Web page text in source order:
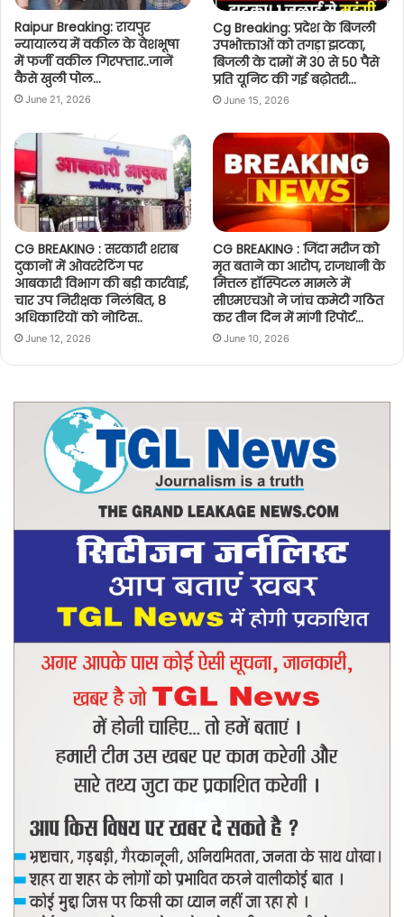
Raipur Breaking: रायपुर
न्यायालय में वकील के वेशभूषा
में फर्जी वकील गिरफ्तार..जानें
कैसे खुली पोल…
June 21, 2026
Cg Breaking: प्रदेश के बिजली
उपभोक्ताओं को तगड़ा झटका,
बिजली के दामों में 30 से 50 पैसे
प्रति यूनिट की गई बढ़ोतरी…
June 15, 2026
CG BREAKING : सरकारी शराब
दुकानों में ओवररेटिंग पर
आबकारी विभाग की बड़ी कार्रवाई,
चार उप निरीक्षक निलंबित, 8
अधिकारियों को नोटिस..
June 12, 2026
CG BREAKING : जिंदा मरीज को
मृत बताने का आरोप, राजधानी के
मित्तल हॉस्पिटल मामले में
सीएमएचओ ने जांच कमेटी गठित
कर तीन दिन में मांगी रिपोर्ट…
June 10, 2026